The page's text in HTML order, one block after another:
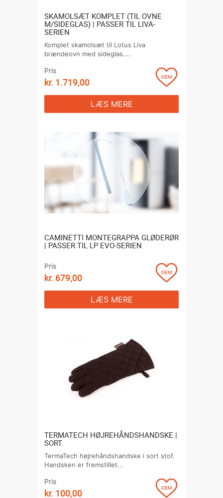
SKAMOLSÆT KOMPLET (TIL OVNE
M/SIDEGLAS) | PASSER TIL LIVA-
SERIEN
Komplet skamolsæt til Lotus Liva
brændeovn med sideglas....
Pris
kr. 1.719,00
LÆS MERE
CAMINETTI MONTEGRAPPA GLØDERØR
| PASSER TIL LP EVO-SERIEN
Pris
kr. 679,00
LÆS MERE
TERMATECH HØJREHÅNDSHANDSKE |
SORT
TermaTech højrehåndshandske i sort stof.
Handsken er fremstillet...
Pris
kr. 100,00